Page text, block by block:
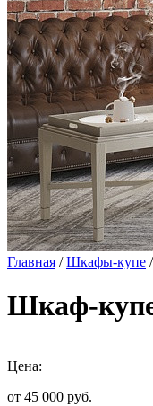
Главная /Шкафы-купе /
Шкаф-
Цена:
от 45 000 руб.